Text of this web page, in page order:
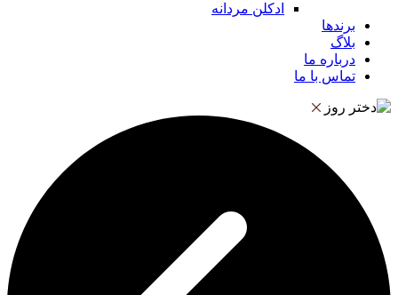
ادکلن مردانه
برندها
بلاگ
درباره ما
تماس با ما